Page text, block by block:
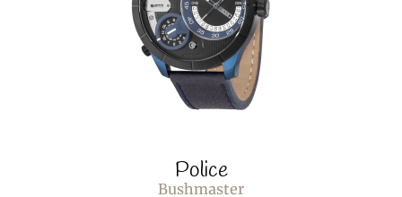
Police
Bushmaster